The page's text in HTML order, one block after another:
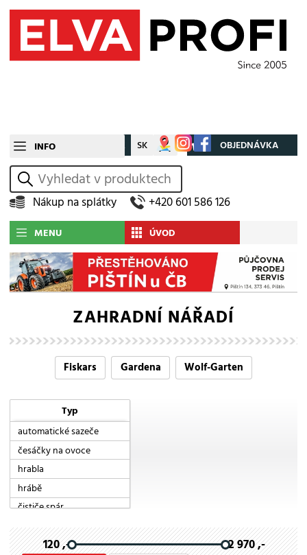
INFO CZ SK Můj účet OBJEDNÁVKA
vyhledat
Nákup na splátky +420 601 586 126
MENU ÚVOD
ZAHRADNÍ NÁŘADÍ
Fiskars Gardena Wolf-Garten
Typ
automatické sazeče
česáčky na ovoce
hrabla
hrábě
čističe spár
kartáče na spáry
kovadlinkové
120 ,- 2 970 ,-